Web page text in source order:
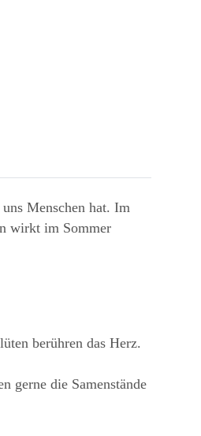
Menschen hat. Im
wirkt im Sommer
berühren das Herz.
gerne die Samenstände